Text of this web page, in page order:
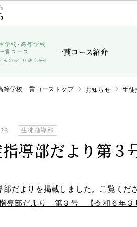
一貫コース紹介
等学校一貫コーストップ お知らせ 生徒
生徒指導部
導部だより第３
部だよりを掲載しました。ご覧くだ
導部だより 第３号 【令和６年３